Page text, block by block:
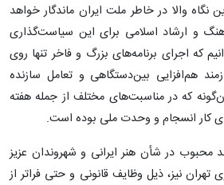
والا در خاطر ملت ایران ماندگار خواهد
و ارشاد اسلامی برای این سیاست‌گذاری
که اجرای برنامه‌های بزرگ و فاخر تنها روی
هم‌افزایی بین‌دستگاهی و تعامل سازنده
که در مناسبت‌های مختلف از جمله هفته
کار انسجام و وحدت ملی بوده است.
محبوب در شأن هنر ایرانی و شهروندان عزیز
تهران نیز، ذیل وظایف قانونی و حتی فراتر از